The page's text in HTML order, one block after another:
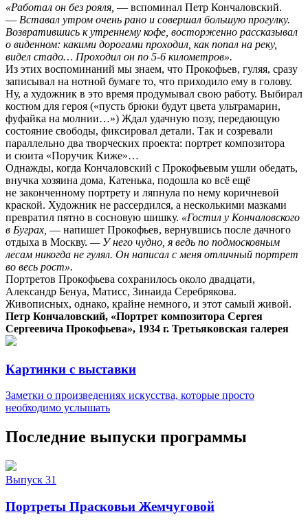
«Работал он без рояля, — вспоминал Петр Кончаловский.
— Вставал утром очень рано и совершал большую прогулку.
Возвратившись к утреннему кофе, восторженно рассказывал
о виденном: какими дорогами проходил, как попал на реку,
видел стадо… Проходил он по 5-6 километров».
Из этих воспоминаний мы знаем, что Прокофьев, гуляя, сразу
записывал на нотной бумаге то, что приходило ему в голову.
Ну, а художник в это время продумывал свою работу. Выбирал
костюм для героя («пусть брюки будут цвета ультрамарин,
фуфайка на молнии…») Ждал удачную позу, передающую
состояние свободы, фиксировал детали. Так и созревали
параллельно два творческих проекта: портрет композитора
и сюита «Поручик Киже»…
Однажды, когда Кончаловский с Прокофьевым ушли обедать,
внучка хозяина дома, Катенька, подошла ко всё ещё
не законченному портрету и ляпнула по нему коричневой
краской. Художник не рассердился, а несколькими мазками
превратил пятно в сосновую шишку. «Гостил у Кончаловского
в Буграх, — напишет Прокофьев, вернувшись после дачного
отдыха в Москву. — У него чудно, я ведь по подмосковным
лесам никогда не гулял. Он написал с меня отличный портрет
во весь рост».
Портретов Прокофьева сохранилось около двадцати,
Александр Бенуа, Матисс, Зинаида Серебрякова.
Живописных, однако, крайне немного, и этот самый живой.
Петр Кончаловский, «Портрет композитора Сергея
Сергеевича Прокофьева», 1934 г. Третьяковская галерея
Картинки с выставки
Заметки о произведениях искусства, которые просто
необходимо услышать
Последние выпуски программы
Выпуск 31
Портреты Прасковьи Жемчуговой